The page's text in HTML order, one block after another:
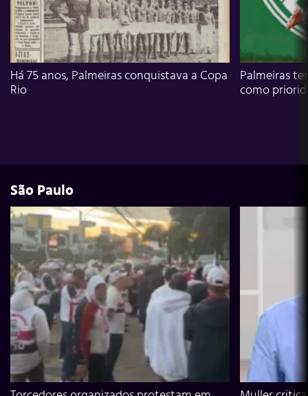
Há 75 anos, Palmeiras conquistava a Copa
Rio
Palmeiras
como
São Paulo